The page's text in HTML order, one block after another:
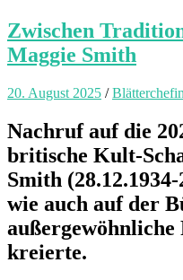
Zwischen
Maggie Smith
20. August 2025 /Blätterchefin
Nachruf auf die
britische Kult-
Smith
wie auch auf der
kreierte.